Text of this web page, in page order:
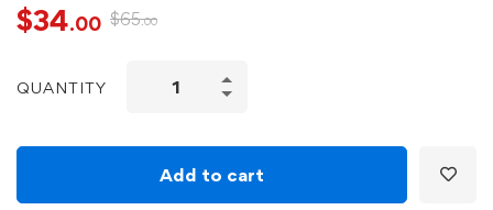
$34.00 $65.00
QUANTITY
Add to cart